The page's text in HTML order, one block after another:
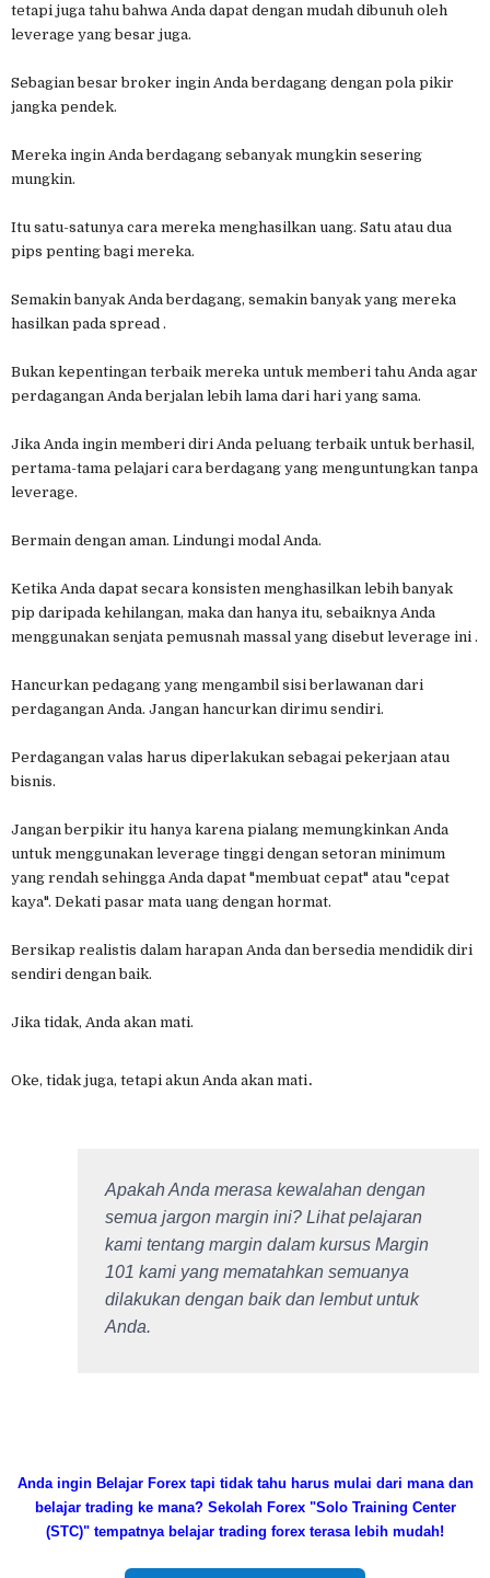
tetapi juga tahu bahwa Anda dapat dengan mudah dibunuh oleh
leverage yang besar juga.
Sebagian besar broker ingin Anda berdagang dengan pola pikir
jangka pendek.
Mereka ingin Anda berdagang sebanyak mungkin sesering
mungkin.
Itu satu-satunya cara mereka menghasilkan uang. Satu atau dua
pips penting bagi mereka.
Semakin banyak Anda berdagang, semakin banyak yang mereka
hasilkan pada spread .
Bukan kepentingan terbaik mereka untuk memberi tahu Anda agar
perdagangan Anda berjalan lebih lama dari hari yang sama.
Jika Anda ingin memberi diri Anda peluang terbaik untuk berhasil,
pertama-tama pelajari cara berdagang yang menguntungkan tanpa
leverage.
Bermain dengan aman. Lindungi modal Anda.
Ketika Anda dapat secara konsisten menghasilkan lebih banyak
pip daripada kehilangan, maka dan hanya itu, sebaiknya Anda
menggunakan senjata pemusnah massal yang disebut leverage ini .
Hancurkan pedagang yang mengambil sisi berlawanan dari
perdagangan Anda. Jangan hancurkan dirimu sendiri.
Perdagangan valas harus diperlakukan sebagai pekerjaan atau
bisnis.
Jangan berpikir itu hanya karena pialang memungkinkan Anda
untuk menggunakan leverage tinggi dengan setoran minimum
yang rendah sehingga Anda dapat "membuat cepat" atau "cepat
kaya". Dekati pasar mata uang dengan hormat.
Bersikap realistis dalam harapan Anda dan bersedia mendidik diri
sendiri dengan baik.
Jika tidak, Anda akan mati.
Oke, tidak juga, tetapi akun Anda akan mati.
Apakah Anda merasa kewalahan dengan
semua jargon margin ini? Lihat pelajaran
kami tentang margin dalam kursus Margin
101 kami yang mematahkan semuanya
dilakukan dengan baik dan lembut untuk
Anda.
Anda ingin Belajar Forex tapi tidak tahu harus mulai dari mana dan
belajar trading ke mana? Sekolah Forex "Solo Training Center
(STC)" tempatnya belajar trading forex terasa lebih mudah!